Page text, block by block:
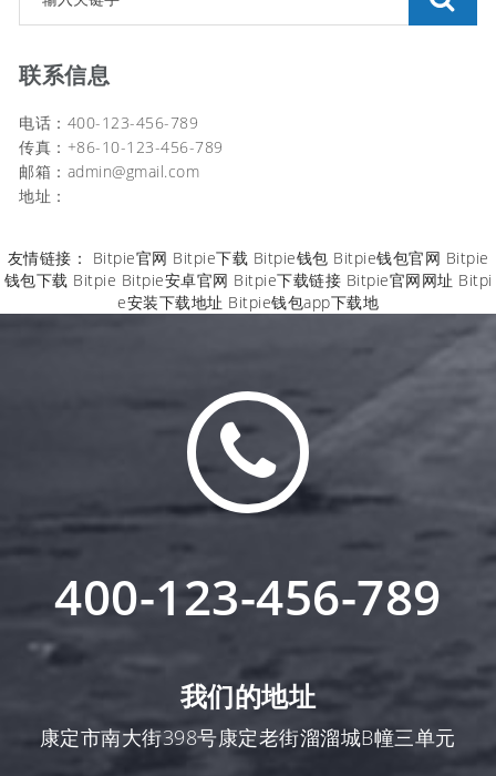
联系信息
电话：400-123-456-789
传真：+86-10-123-456-789
邮箱： admin@gmail.com
地址：
友情链接： Bitpie官网 Bitpie下载 Bitpie钱包 Bitpie钱包官网 Bitpie
钱包下载 Bitpie Bitpie安卓官网 Bitpie下载链接 Bitpie官网网址 Bitpi
e安装下载地址 Bitpie钱包app下载地
400-123-456-789
我们的地址
康定市南大街398号康定老街溜溜城B幢三单元